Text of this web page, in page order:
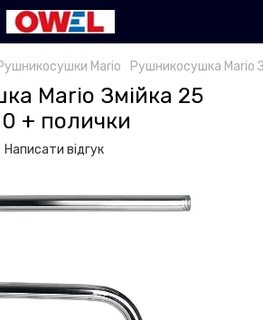
Mario Рушникосушка Mario
Mario Змійка 25
+ полички
Написати відгук